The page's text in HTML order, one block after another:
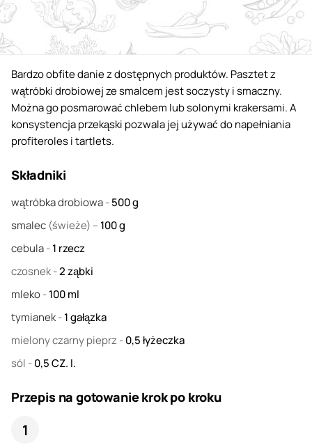
Bardzo obfite danie z dostępnych produktów. Pasztet z
wątróbki drobiowej ze smalcem jest soczysty i smaczny.
Można go posmarować chlebem lub solonymi krakersami. A
konsystencja przekąski pozwala jej używać do napełniania
profiteroles i tartlets.
Składniki
wątróbka drobiowa-500g
smalec (świeże) –100g
cebula-1 rzecz
czosnek-2ząbki
mleko-100ml
tymianek-1gałązka
mielony czarny pieprz -0,5łyżeczka
sól -0,5CZ. l.
Przepis na gotowanie krok po kroku